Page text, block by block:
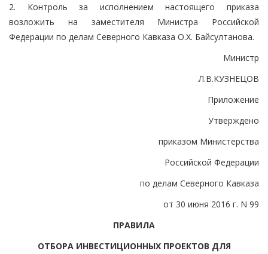
2. Контроль за исполнением настоящего приказа
возложить на заместителя Министра Российской
Федерации по делам Северного Кавказа О.Х. Байсултанова.
Министр
Л.В.КУЗНЕЦОВ
Приложение
Утверждено
приказом Министерства
Российской Федерации
по делам Северного Кавказа
от 30 июня 2016 г. N 99
ПРАВИЛА
ОТБОРА ИНВЕСТИЦИОННЫХ ПРОЕКТОВ ДЛЯ